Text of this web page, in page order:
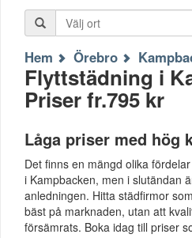
Hem Örebro
Flyttstädning i
Priser fr.795 kr
Låga priser med hög
Det finns en mängd olika
i Kampbacken, men i slutändan
anledningen. Hitta städfirmor
bäst på marknaden, utan att
försämrats. Boka idag till priser